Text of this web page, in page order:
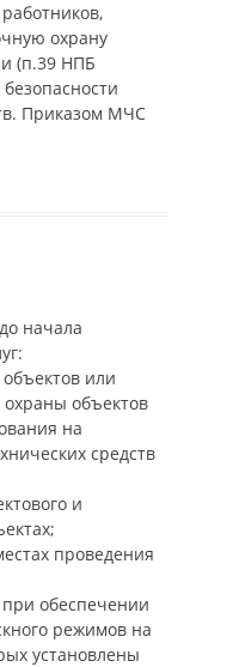
охрану
(п.39 НПБ
Приказом МЧС
начала
или
объектов
на
средств
и
проведения
при обеспечении
режимов на
установлены